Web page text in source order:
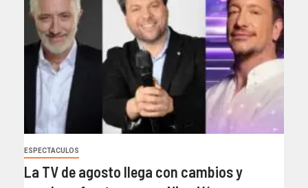
ESPECTACULOS
La TV de agosto llega con cambios y